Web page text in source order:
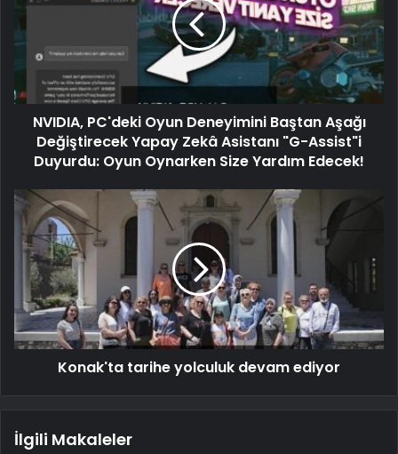
NVIDIA, PC'deki Oyun Deneyimini Baştan Aşağı
Değiştirecek Yapay Zekâ Asistanı "G-Assist"i
Duyurdu: Oyun Oynarken Size Yardım Edecek!
Konak'ta tarihe yolculuk devam ediyor
İlgili Makaleler